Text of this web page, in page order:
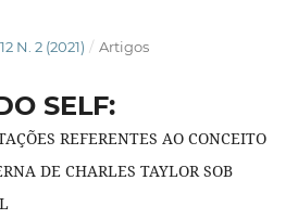
N. 2 (2021) / Artigos
SELF:
REFERENTES AO CONCEITO
DE CHARLES TAYLOR SOB